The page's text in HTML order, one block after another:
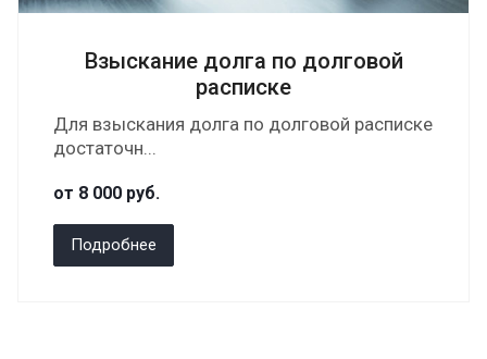
Взыскание долга по долговой
расписке
Для взыскания долга по долговой расписке
достаточн...
от 8 000 руб.
Подробнее